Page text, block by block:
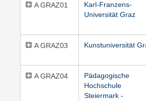
A GRAZ01
Karl-Franzens-
Universität Graz
A GRAZ03 Kunstuniversität
A GRAZ04
Pädagogische
Hochschule
Steiermark -